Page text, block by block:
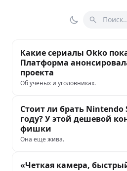
Переключить
Поиск
Какие сериалы Okko
Платформа
проекта
Об ученых и уголовниках.
Стоит ли брать Nintendo
году? У этой дешевой
фишки
Она еще жива.
«Четкая камера,